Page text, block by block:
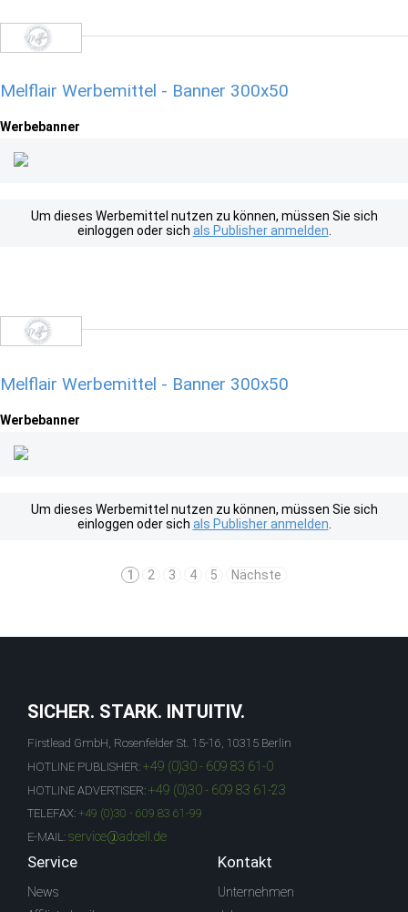
Melflair Werbemittel - Banner 300x50
Werbebanner
Um dieses Werbemittel nutzen zu können, müssen Sie sich
einloggen oder sich als Publisher anmelden
Melflair Werbemittel - Banner 300x50
Werbebanner
Um dieses Werbemittel nutzen zu können, müssen Sie sich
einloggen oder sich als Publisher anmelden
1 2 3 4 5 Nächste
SICHER. STARK. INTUITIV.
Firstlead GmbH, Rosenfelder St. 15-16, 10315 Berlin
HOTLINE PUBLISHER: +49 (0)30 - 609 83 61-0
HOTLINE ADVERTISER: +49 (0)30 - 609 83 61-23
TELEFAX: +49 (0)30 - 609 83 61-99
E-MAIL: service@adcell.de
Service
News
Kontakt
Unternehmen